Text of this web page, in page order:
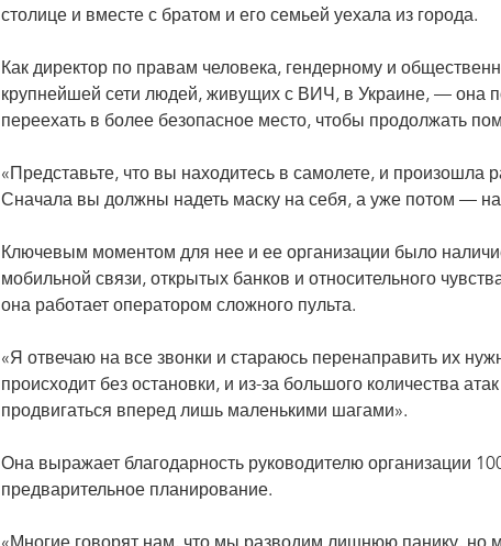
Валерия Рачинская со своей семьей в бомбоубежище в Киеве 24 февраля перед
столице и вместе с братом и его семьей уехала из города.
Как директор по правам человека, гендерному и
крупнейшей сети людей, живущих с ВИЧ, в Украине, — она
переехать в более безопасное место, чтобы продолжать
«Представьте, что вы находитесь в самолете, и
Сначала вы должны надеть маску на себя, а уже потом — на
Ключевым моментом для нее и ее организации было
мобильной связи, открытых банков и относительного
она работает оператором сложного пульта.
«Я отвечаю на все звонки и стараюсь перенаправить их
происходит без остановки, и из-за большого количества
продвигаться вперед лишь маленькими шагами».
Она выражает благодарность руководителю организации
предварительное планирование.